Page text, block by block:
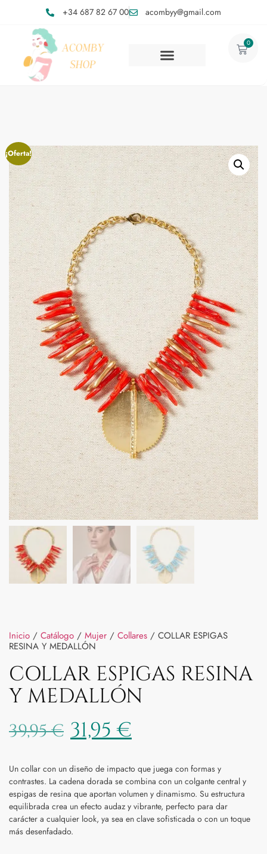
+34 687 82 67 00 acombyy@gmail.com
0
¡Oferta!
Inicio / Catálogo / Mujer / Collares / COLLAR ESPIGAS
RESINA Y MEDALLÓN
COLLAR ESPIGAS RESINA
Y MEDALLÓN
39,95€ 31,95€
Un collar con un diseño de impacto que juega con formas y
contrastes. La cadena dorada se combina con un colgante central y
espigas de resina que aportan volumen y dinamismo. Su estructura
equilibrada crea un efecto audaz y vibrante, perfecto para dar
carácter a cualquier look, ya sea en clave sofisticada o con un toque
más desenfadado.